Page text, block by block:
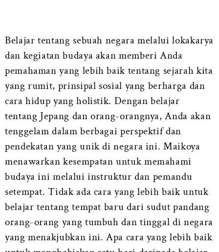
Belajar tentang sebuah negara melalui lokakarya
dan kegiatan budaya akan memberi Anda
pemahaman yang lebih baik tentang sejarah kita
yang rumit, prinsipal sosial yang berharga dan
cara hidup yang holistik. Dengan belajar
tentang Jepang dan orang-orangnya, Anda akan
tenggelam dalam berbagai perspektif dan
pendekatan yang unik di negara ini. Maikoya
menawarkan kesempatan untuk memahami
budaya ini melalui instruktur dan pemandu
setempat. Tidak ada cara yang lebih baik untuk
belajar tentang tempat baru dari sudut pandang
orang-orang yang tumbuh dan tinggal di negara
yang menakjubkan ini. Apa cara yang lebih baik